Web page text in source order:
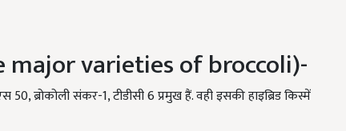
major varieties of broccoli)-
50, ब्रोकोली संकर-1, टीडीसी 6 प्रमुख हैं. वही इसकी हाइब्रिड किस्में